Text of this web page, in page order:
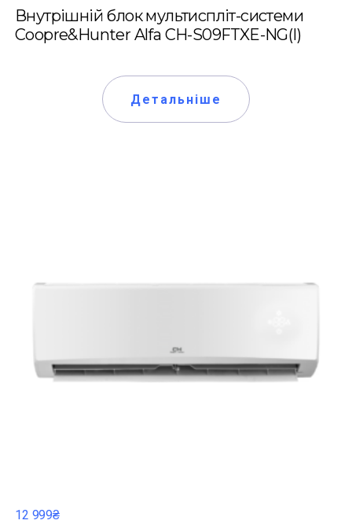
Внутрішній блок мультиспліт-системи
Coopre&Hunter Alfa CH-S09FTXE-NG(I)
Детальніше
12 999₴